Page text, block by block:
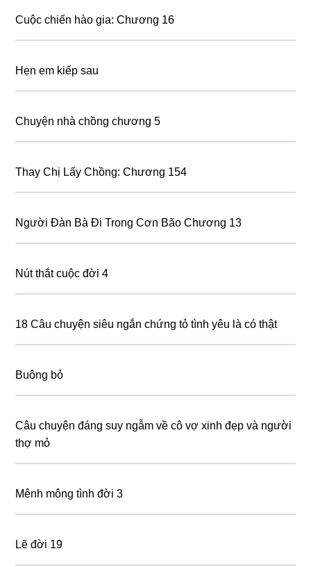
Cuộc chiến hào gia: Chương 16
Hẹn em kiếp sau
Chuyện nhà chồng chương 5
Thay Chị Lấy Chồng: Chương 154
Người Đàn Bà Đi Trong Cơn Bão Chương 13
Nút thắt cuộc đời 4
18 Câu chuyện siêu ngắn chứng tỏ tình yêu là có thật
Buông bỏ
Câu chuyện đáng suy ngẫm về cô vợ xinh đẹp và người
thợ mỏ
Mênh mông tình đời 3
Lẽ đời 19